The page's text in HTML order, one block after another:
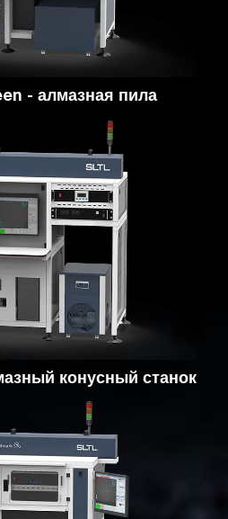
- алмазная пила
конусный станок